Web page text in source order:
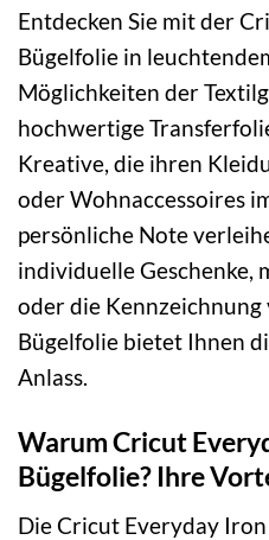
Entdecken Sie mit der
Bügelfolie in
Möglichkeiten der
hochwertige
Kreative, die ihren
oder Wohnaccessoires
persönliche Note
individuelle Geschenke,
oder die Kennzeichnung
Bügelfolie bietet Ihnen
Anlass.
Warum Cricut
Bügelfolie? Ihre
Die Cricut Everyday